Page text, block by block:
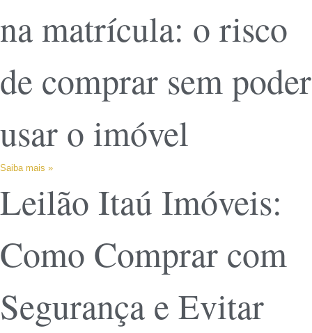
na matrícula: o risco
de comprar sem poder
usar o imóvel
Saiba mais »
Leilão Itaú Imóveis:
Como Comprar com
Segurança e Evitar